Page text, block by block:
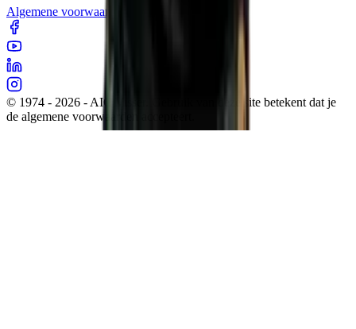
Algemene voorwaarden
© 1974 - 2026 - AIC Visser. Gebruik van deze site betekent dat je
de algemene voorwaarden accepteert.